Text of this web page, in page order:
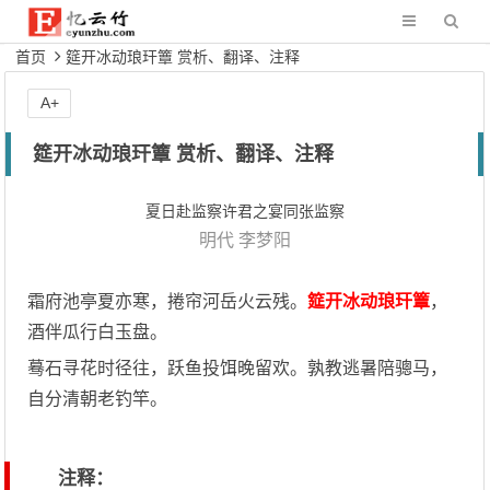
首页 筵开冰动琅玕簟 赏析、翻译、注释
筵开冰动琅玕簟 赏析、翻译、注释
夏日赴监察许君之宴同张监察
明代 李梦阳
霜府池亭夏亦寒，捲帘河岳火云残。筵开冰动琅玕簟，
酒伴瓜行白玉盘。
蓦石寻花时径往，跃鱼投饵晚留欢。孰教逃暑陪骢马，
自分清朝老钓竿。
注释：
A+